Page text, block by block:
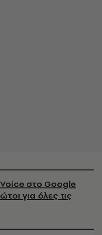
στο Google
για όλες τις